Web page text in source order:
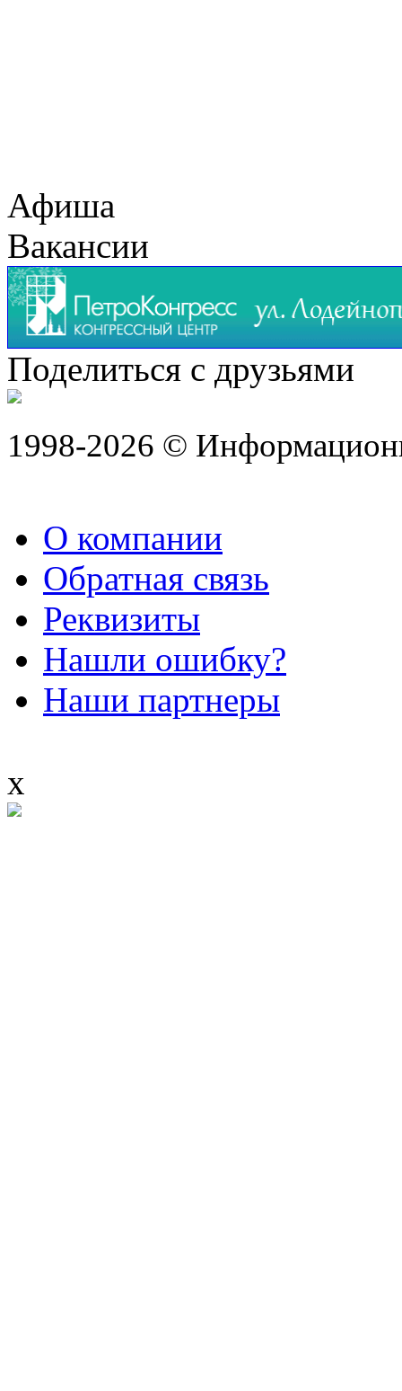
Афиша
Вакансии
Поделиться с друзьями
1998-2026 ©
О компании
Обратная связь
Реквизиты
Нашли ошибку?
Наши партнеры
x